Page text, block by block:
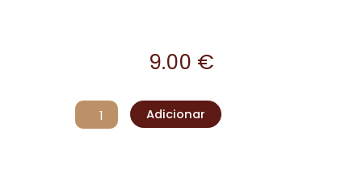
9.00 €
Quantidade
de
Adicionar